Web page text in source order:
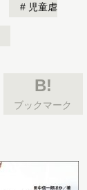
児童虐
B!
ブックマーク